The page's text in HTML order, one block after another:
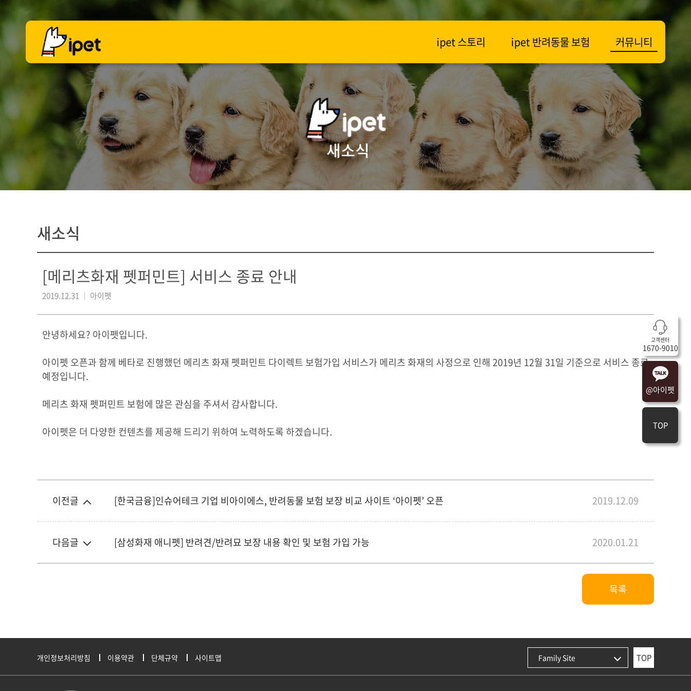
ipet 스토리 ipet 반려동물 보험 커뮤니티
고객센터
1670-9010
@아이펫
TOP
새소식
새소식
[메리츠화재 펫퍼민트] 서비스 종료 안내
2019.12.31 ｜ 아이펫
안녕하세요? 아이펫입니다.
아이펫 오픈과 함께 베타로 진행했던 메리츠 화재 펫퍼민트 다이렉트 보험가입 서비스가 메리츠 화재의 사정으로 인해 2019년 12월 31일 기준으로 서비스 종료
예정입니다.
메리츠 화재 펫퍼민트 보험에 많은 관심을 주셔서 감사합니다.
아이펫은 더 다양한 컨텐츠를 제공해 드리기 위하여 노력하도록 하겠습니다.
이전글 [한국금융]인슈어테크 기업 비아이에스, 반려동물 보험 보장 비교 사이트 ‘아이펫’ 오픈 2019.12.09
다음글 [삼성화재 애니펫] 반려견/반려묘 보장 내용 확인 및 보험 가입 가능 2020.01.21
목록
개인정보처리방침 이용약관 단체규약 사이트맵 TOP
Family Site